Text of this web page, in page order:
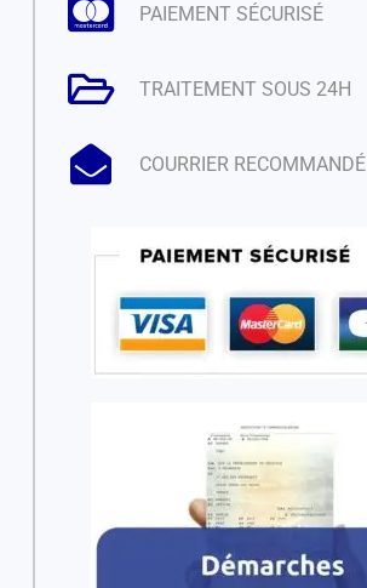
PAIEMENT SÉCURISÉ
TRAITEMENT SOUS 24H
COURRIER RECOMMANDÉ